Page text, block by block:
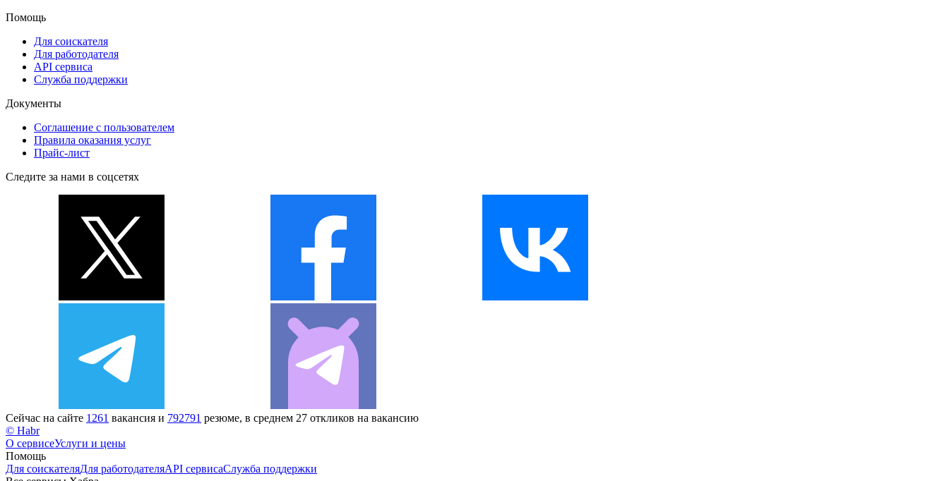
Помощь
Для соискателя
Для работодателя
API сервиса
Служба поддержки
Документы
Соглашение с пользователем
Правила оказания услуг
Прайс-лист
Следите за нами в соцсетях
Сейчас на сайте 1261 вакансия и 792791 резюме, в среднем 27 откликов на вакансию
© Habr
О сервисеУслуги и цены
Помощь
Для соискателяДля работодателяAPI сервисаСлужба поддержки